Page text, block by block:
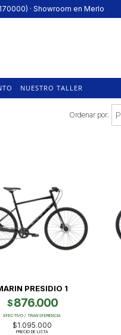
· Showroom en Merlo
NUESTRO TALLER
Ordenar por:
PRESIDIO 1
$876.000
EFECTIVO / TRANSFERENCIA
$1.095.000
PRECIO DE LISTA